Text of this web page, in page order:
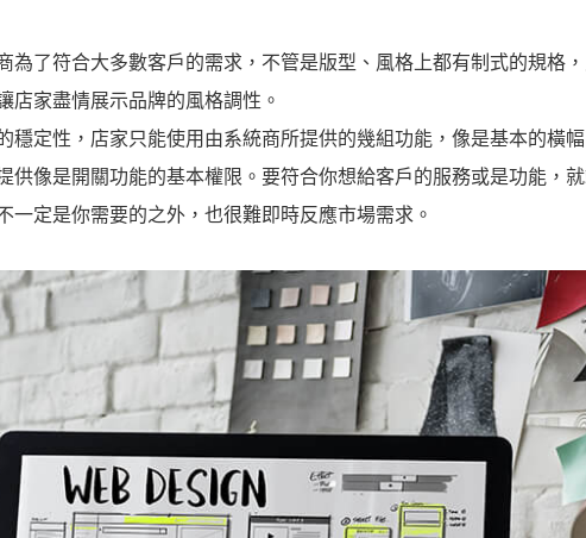
為了符合大多數客戶的需求，不管是版型、風格上都有制式的規格
店家盡情展示品牌的風格調性。
穩定性，店家只能使用由系統商所提供的幾組功能，像是基本的橫
供像是開關功能的基本權限。要符合你想給客戶的服務或是功能，
一定是你需要的之外，也很難即時反應市場需求。